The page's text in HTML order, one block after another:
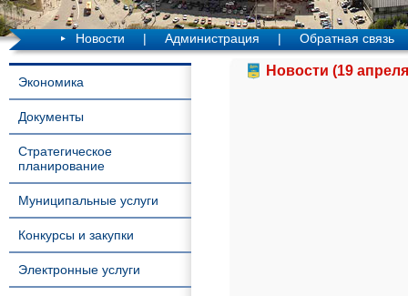
Новости | Администрация | Обратная связь
Экономика
Документы
Стратегическое
планирование
Муниципальные услуги
Конкурсы и закупки
Электронные услуги
Новости (19